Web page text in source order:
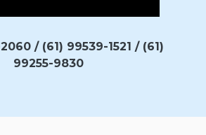
/ (61) 99539-1521 / (61)
99255-9830